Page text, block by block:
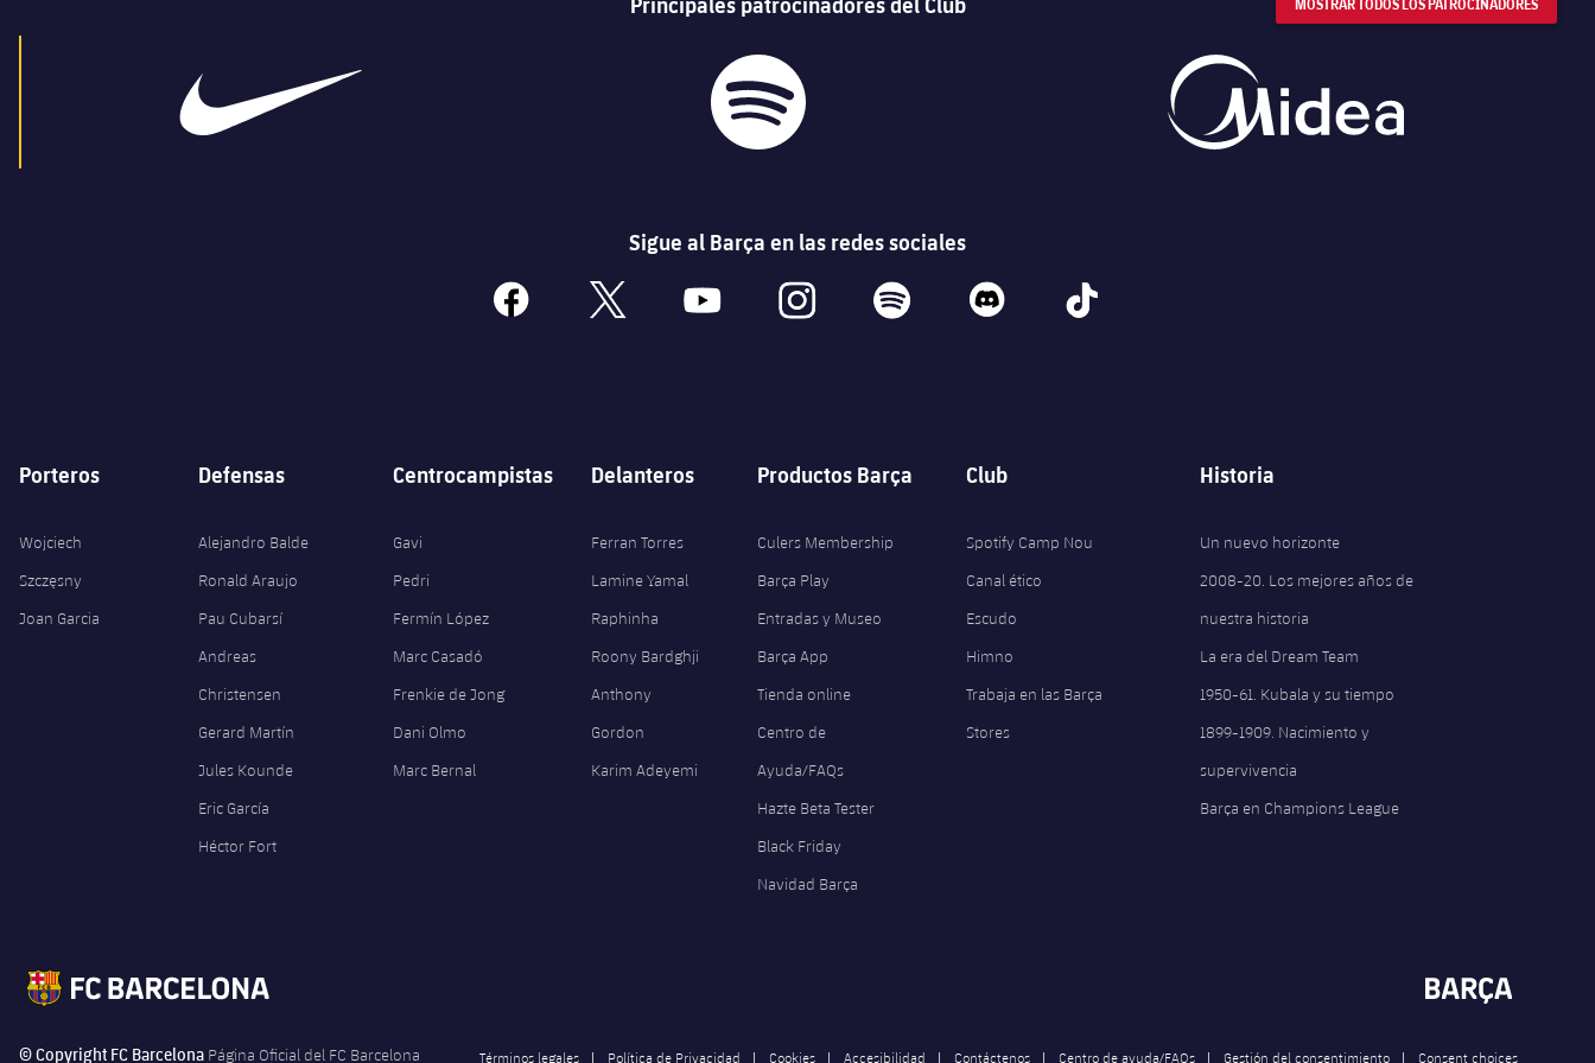
MOSTRAR TODOS LOS PATROCINADORES
Sigue al Barça en las redes sociales
facebook x youtube instagram spotify discord tiktok
Porteros
Wojciech
Szczęsny
Joan Garcia
Defensas
Alejandro Balde
Ronald Araujo
Pau Cubarsí
Andreas
Christensen
Gerard Martín
Jules Kounde
Eric García
Héctor Fort
Centrocampistas
Gavi
Pedri
Fermín López
Marc Casadó
Frenkie de Jong
Dani Olmo
Marc Bernal
Delanteros
Ferran Torres
Lamine Yamal
Raphinha
Roony Bardghji
Anthony
Gordon
Karim Adeyemi
Productos Barça
Culers Membership
Barça Play
Entradas y Museo
Barça App
Tienda online
Centro de
Ayuda/FAQs
Hazte Beta Tester
Black Friday
Navidad Barça
Club
Spotify Camp Nou
Canal ético
Escudo
Himno
Trabaja en las Barça
Stores
Historia
Un nuevo horizonte
2008-20. Los mejores años de
nuestra historia
La era del Dream Team
1950-61. Kubala y su tiempo
1899-1909. Nacimiento y
supervivencia
Barça en Champions League
© Copyright FC Barcelona Página Oficial del FC Barcelona Términos legales Política de Privacidad Cookies Accesibilidad Contáctenos Centro de ayuda/FAQs Gestión del consentimiento Consent choices